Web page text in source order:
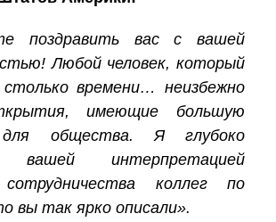
поздравить вас с вашей
Любой человек, который
времени… неизбежно
имеющие большую
для общества. Я глубоко
вашей интерпретацией
сотрудничества коллег по
вы так ярко описали».